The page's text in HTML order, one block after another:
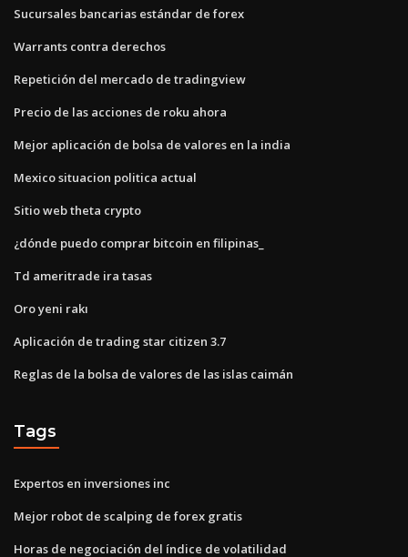
Sucursales bancarias estándar de forex
Warrants contra derechos
Repetición del mercado de tradingview
Precio de las acciones de roku ahora
Mejor aplicación de bolsa de valores en la india
Mexico situacion politica actual
Sitio web theta crypto
¿dónde puedo comprar bitcoin en filipinas_
Td ameritrade ira tasas
Oro yeni rakı
Aplicación de trading star citizen 3.7
Reglas de la bolsa de valores de las islas caimán
Tags
Expertos en inversiones inc
Mejor robot de scalping de forex gratis
Horas de negociación del índice de volatilidad